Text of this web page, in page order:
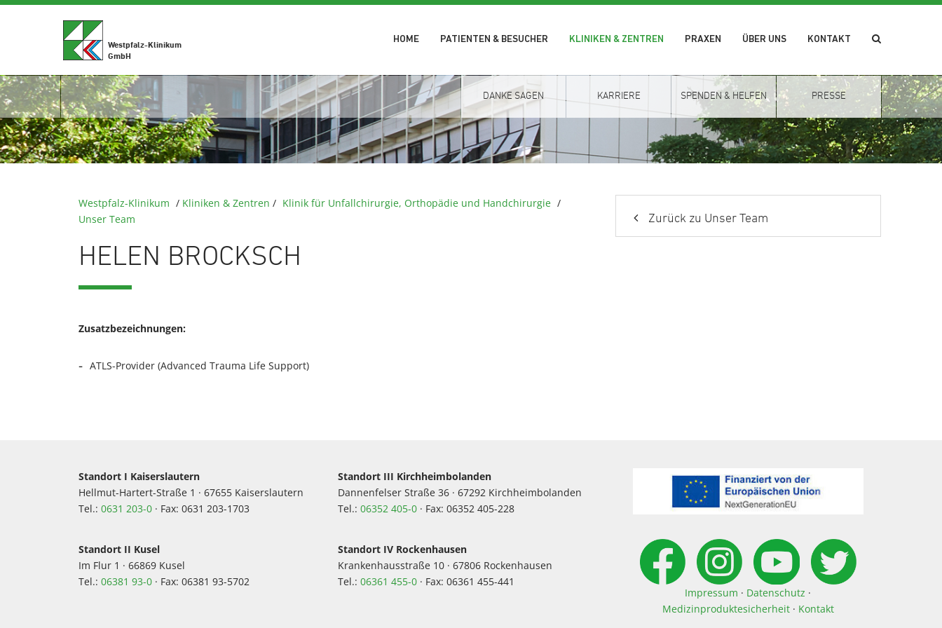
Westpfalz-Klinikum
GmbH
HOME PATIENTEN & BESUCHER KLINIKEN & ZENTREN PRAXEN ÜBER UNS KONTAKT
DANKE SAGEN KARRIERE SPENDEN & HELFEN PRESSE
Westpfalz-Klinikum / Kliniken & Zentren / Klinik für Unfallchirurgie, Orthopädie und Handchirurgie /
Unser Team
HELEN BROCKSCH
Zusatzbezeichnungen:
ATLS-Provider (Advanced Trauma Life Support)
Zurück zu Unser Team
Standort I Kaiserslautern
Hellmut-Hartert-Straße 1 · 67655 Kaiserslautern
Tel.: 0631 203-0 · Fax: 0631 203-1703
Standort II Kusel
Im Flur 1 · 66869 Kusel
Tel.: 06381 93-0 · Fax: 06381 93-5702
Standort III Kirchheimbolanden
Dannenfelser Straße 36 · 67292 Kirchheimbolanden
Tel.:06352 405-0 · Fax: 06352 405-228
Standort IV Rockenhausen
Krankenhausstraße 10 · 67806 Rockenhausen
Tel.:06361 455-0 · Fax: 06361 455-441
Impressum · Datenschutz ·
Medizinproduktesicherheit· Kontakt